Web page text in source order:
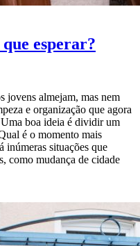
esperar?
jovens almejam, mas nem
e organização que agora
Uma boa ideia é dividir um
é o momento mais
inúmeras situações que
como mudança de cidade